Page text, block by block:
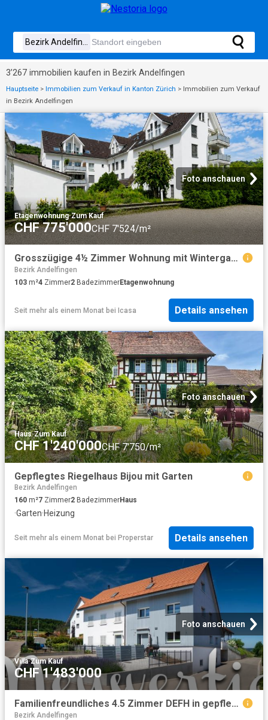
3’267 immobilien kaufen in Bezirk Andelfingen
Hauptseite > Immobilien zum Verkauf in Kanton Zürich > Immobilien zum Verkauf
in Bezirk Andelfingen
Foto anschauen
Etagenwohnung·Zum Kauf
CHF 775'000CHF 7'524/m²
Grosszügige 4½ Zimmer Wohnung mit Wintergarten und zwei Tiefgaragenplätzen
Bezirk Andelfingen
103 m²4 Zimmer2 BadezimmerEtagenwohnung
Seit mehr als einem Monat bei Icasa Details ansehen
Foto anschauen
Haus·Zum Kauf
CHF 1'240'000CHF 7'750/m²
Gepflegtes Riegelhaus Bijou mit Garten
Bezirk Andelfingen
160 m²7 Zimmer2 BadezimmerHaus
·Garten·Heizung
Seit mehr als einem Monat bei Properstar Details ansehen
Foto anschauen
Villa·Zum Kauf
CHF 1'483'000
Familienfreundliches 4.5 Zimmer DEFH in gepflegter Überbauung
Bezirk Andelfingen